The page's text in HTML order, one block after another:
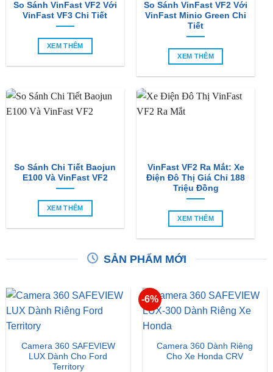
So Sánh VinFast VF2 Với
VinFast VF3 Chi Tiết
XEM THÊM
So Sánh VinFast VF2 Với
VinFast Minio Green Chi
Tiết
XEM THÊM
So Sánh Chi Tiết Baojun
E100 Và VinFast VF2
XEM THÊM
VinFast VF2 Ra Mắt: Xe
Điện Đô Thị Giá Chỉ 188
Triệu Đồng
XEM THÊM
SẢN PHẨM MỚI
Camera 360 SAFEVIEW
LUX Dành Cho Ford
Territory
-6%
Camera 360 Dành Riêng
Cho Xe Honda CRV